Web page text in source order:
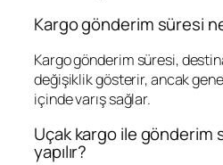
Kargo gönderim süresi
Kargo gönderim süresi,
değişiklik gösterir, ancak
içinde varış sağlar.
Uçak kargo ile gönderim
yapılır?